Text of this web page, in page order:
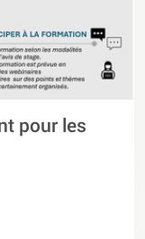
pour les